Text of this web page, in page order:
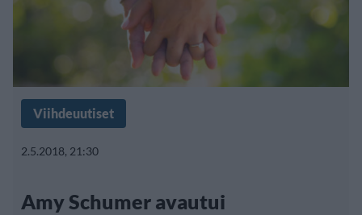
Viihdeuutiset
2.5.2018, 21:30
Amy Schumer avautui